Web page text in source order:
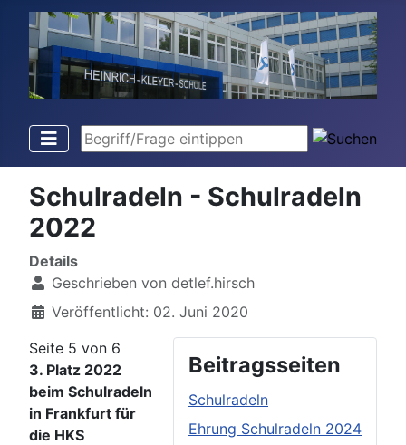
Begriff/Frage eintippen
Schulradeln - Schulradeln
2022
Details
Geschrieben von detlef.hirsch
Veröffentlicht: 02. Juni 2020
Beitragsseiten
Schulradeln
Ehrung Schulradeln 2024
Seite 5 von 6
3. Platz 2022
beim Schulradeln
in Frankfurt für
die HKS